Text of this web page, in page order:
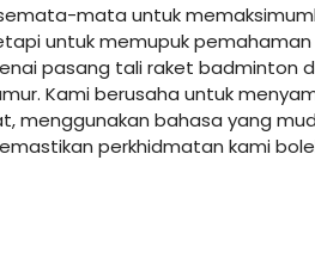
mata untuk
untuk memupuk
pasang tali raket badminton
Kami berusaha untuk
menggunakan bahasa yang
perkhidmatan kami